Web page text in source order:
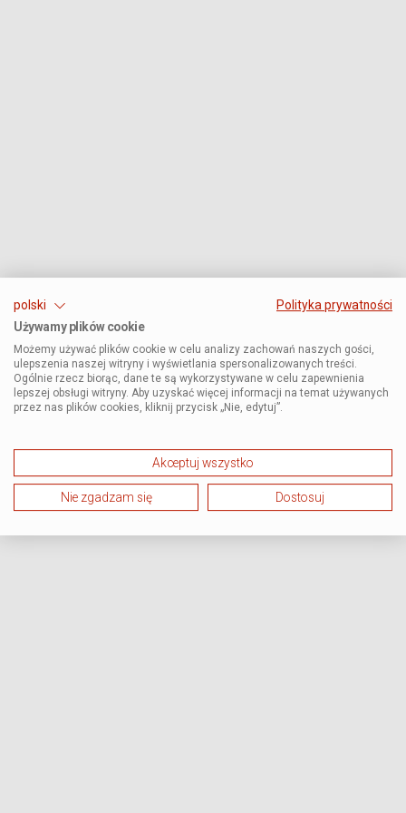
polski
Polityka prywatności
Używamy plików cookie
Możemy używać plików cookie w celu analizy zachowań naszych gości,
ulepszenia naszej witryny i wyświetlania spersonalizowanych treści.
Ogólnie rzecz biorąc, dane te są wykorzystywane w celu zapewnienia
lepszej obsługi witryny. Aby uzyskać więcej informacji na temat używanych
przez nas plików cookies, kliknij przycisk „Nie, edytuj”.
Akceptuj wszystko
Nie zgadzam się Dostosuj